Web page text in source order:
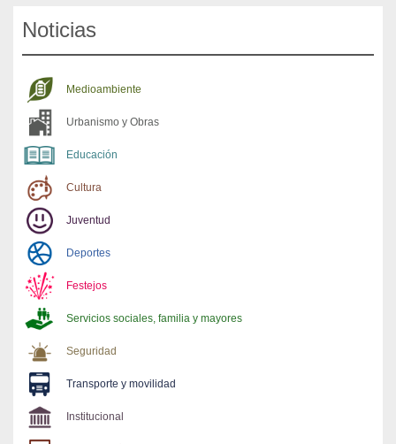
Noticias
Medioambiente
Urbanismo y Obras
Educación
Cultura
Juventud
Deportes
Festejos
Servicios sociales, familia y mayores
Seguridad
Transporte y movilidad
Institucional